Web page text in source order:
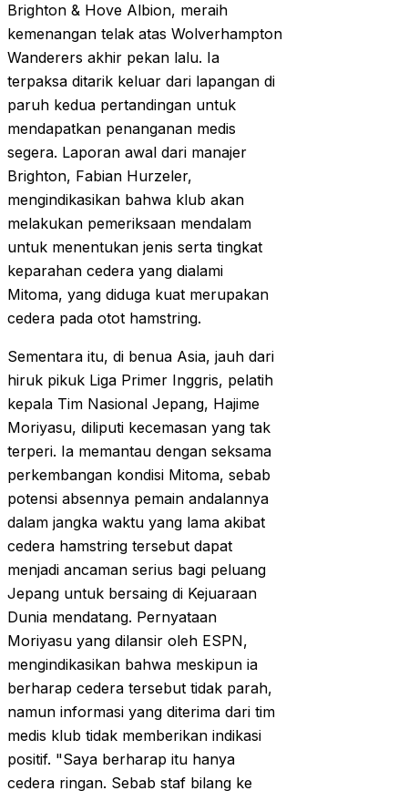
Brighton & Hove Albion, meraih
kemenangan telak atas Wolverhampton
Wanderers akhir pekan lalu. Ia
terpaksa ditarik keluar dari lapangan di
paruh kedua pertandingan untuk
mendapatkan penanganan medis
segera. Laporan awal dari manajer
Brighton, Fabian Hurzeler,
mengindikasikan bahwa klub akan
melakukan pemeriksaan mendalam
untuk menentukan jenis serta tingkat
keparahan cedera yang dialami
Mitoma, yang diduga kuat merupakan
cedera pada otot hamstring.
Sementara itu, di benua Asia, jauh dari
hiruk pikuk Liga Primer Inggris, pelatih
kepala Tim Nasional Jepang, Hajime
Moriyasu, diliputi kecemasan yang tak
terperi. Ia memantau dengan seksama
perkembangan kondisi Mitoma, sebab
potensi absennya pemain andalannya
dalam jangka waktu yang lama akibat
cedera hamstring tersebut dapat
menjadi ancaman serius bagi peluang
Jepang untuk bersaing di Kejuaraan
Dunia mendatang. Pernyataan
Moriyasu yang dilansir oleh ESPN,
mengindikasikan bahwa meskipun ia
berharap cedera tersebut tidak parah,
namun informasi yang diterima dari tim
medis klub tidak memberikan indikasi
positif. "Saya berharap itu hanya
cedera ringan. Sebab staf bilang ke